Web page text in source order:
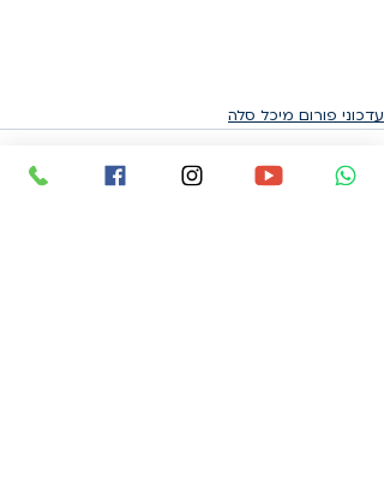
עדכוני פורום מיכל סלה